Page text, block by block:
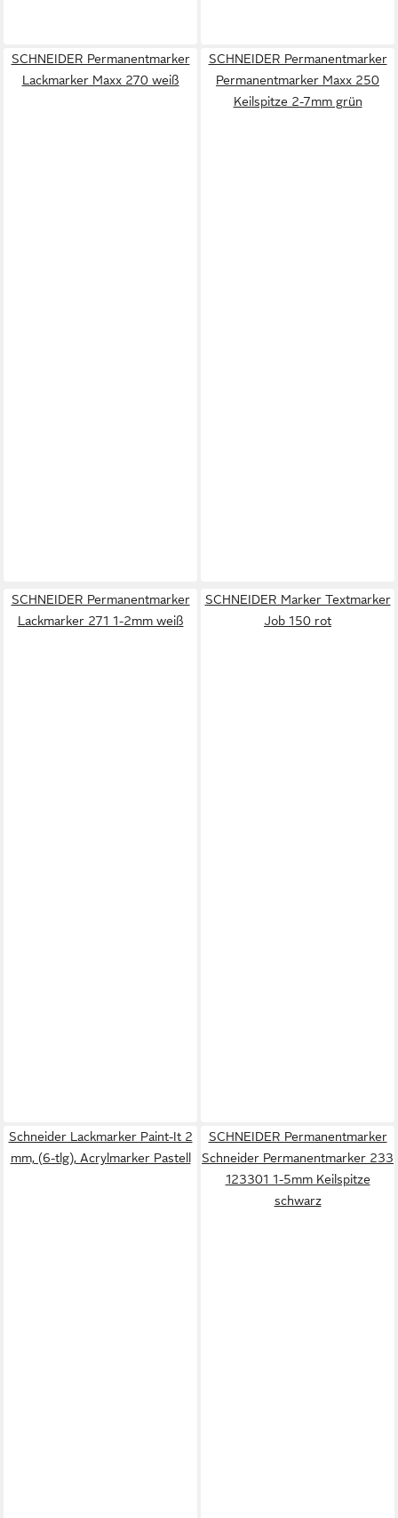
SCHNEIDER Permanentmarker
Lackmarker Maxx 270 weiß
SCHNEIDER Permanentmarker
Permanentmarker Maxx 250
Keilspitze 2-7mm grün
SCHNEIDER Permanentmarker
Lackmarker 271 1-2mm weiß
SCHNEIDER Marker Textmarker
Job 150 rot
Schneider Lackmarker Paint-It 2
mm, (6-tlg), Acrylmarker Pastell
SCHNEIDER Permanentmarker
Schneider Permanentmarker 233
123301 1-5mm Keilspitze
schwarz